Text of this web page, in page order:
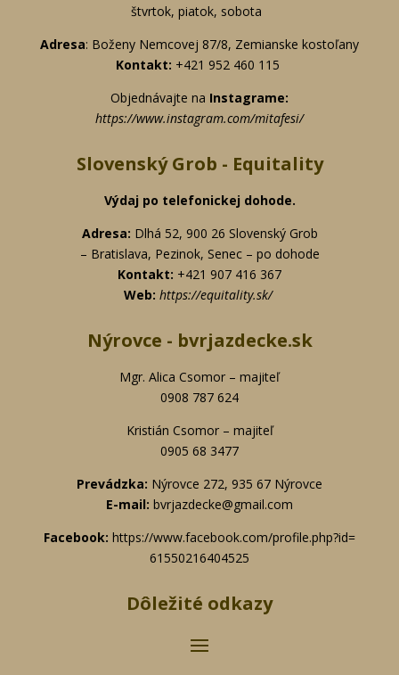
štvrtok, piatok, sobota
Adresa: Boženy Nemcovej 87/8, Zemianske kostoľany
Kontakt: +421 952 460 115
Objednávajte na Instagrame:
https://www.instagram.com/mitafesi/
Slovenský Grob - Equitality
Výdaj po telefonickej dohode.
Adresa: Dlhá 52, 900 26 Slovenský Grob
– Bratislava, Pezinok, Senec – po dohode
Kontakt: +421 907 416 367
Web: https://equitality.sk/
Nýrovce - bvrjazdecke.sk
Mgr. Alica Csomor – majiteľ
0908 787 624
Kristián Csomor – majiteľ
0905 68 3477
Prevádzka: Nýrovce 272, 935 67 Nýrovce
E-mail: bvrjazdecke@gmail.com
Facebook: https://www.facebook.com/profile.php?id=
61550216404525
Dôležité odkazy